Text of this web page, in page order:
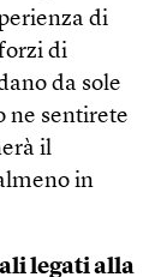
di
di
da sole
ne sentirete
il
in
legati alla